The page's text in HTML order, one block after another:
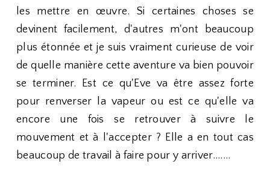
les mettre en œuvre. Si certaines choses se
devinent facilement, d'autres m'ont beaucoup
plus étonnée et je suis vraiment curieuse de voir
de quelle manière cette aventure va bien pouvoir
se terminer. Est ce qu'Eve va être assez forte
pour renverser la vapeur ou est ce qu'elle va
encore une fois se retrouver à suivre le
mouvement et à l'accepter ? Elle a en tout cas
beaucoup de travail à faire pour y arriver.......